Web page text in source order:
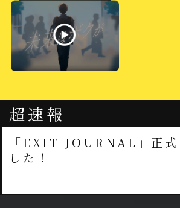
超速報
「EXIT JOURNAL」正式
した！